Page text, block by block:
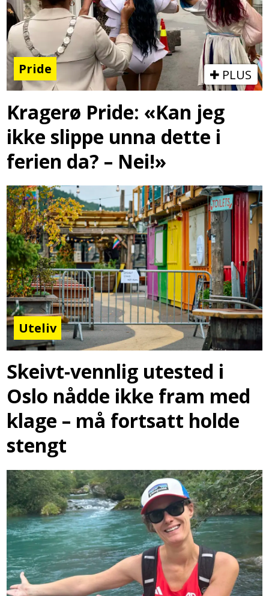
Pride PLUS
Kragerø Pride: «Kan jeg
ikke slippe unna dette i
ferien da? – Nei!»
Uteliv
Skeivt-vennlig utested i
Oslo nådde ikke fram med
klage – må fortsatt holde
stengt